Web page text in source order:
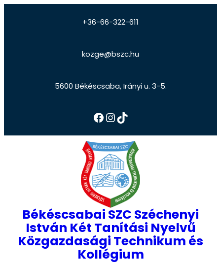
+36-66-322-611
kozge@bszc.hu
5600 Békéscsaba, Irányi u. 3-5.
Békéscsabai SZC Széchenyi
István Két Tanítási Nyelvű
Közgazdasági Technikum és
Kollégium